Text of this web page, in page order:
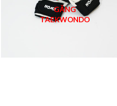
GĂNG
TAEKWONDO